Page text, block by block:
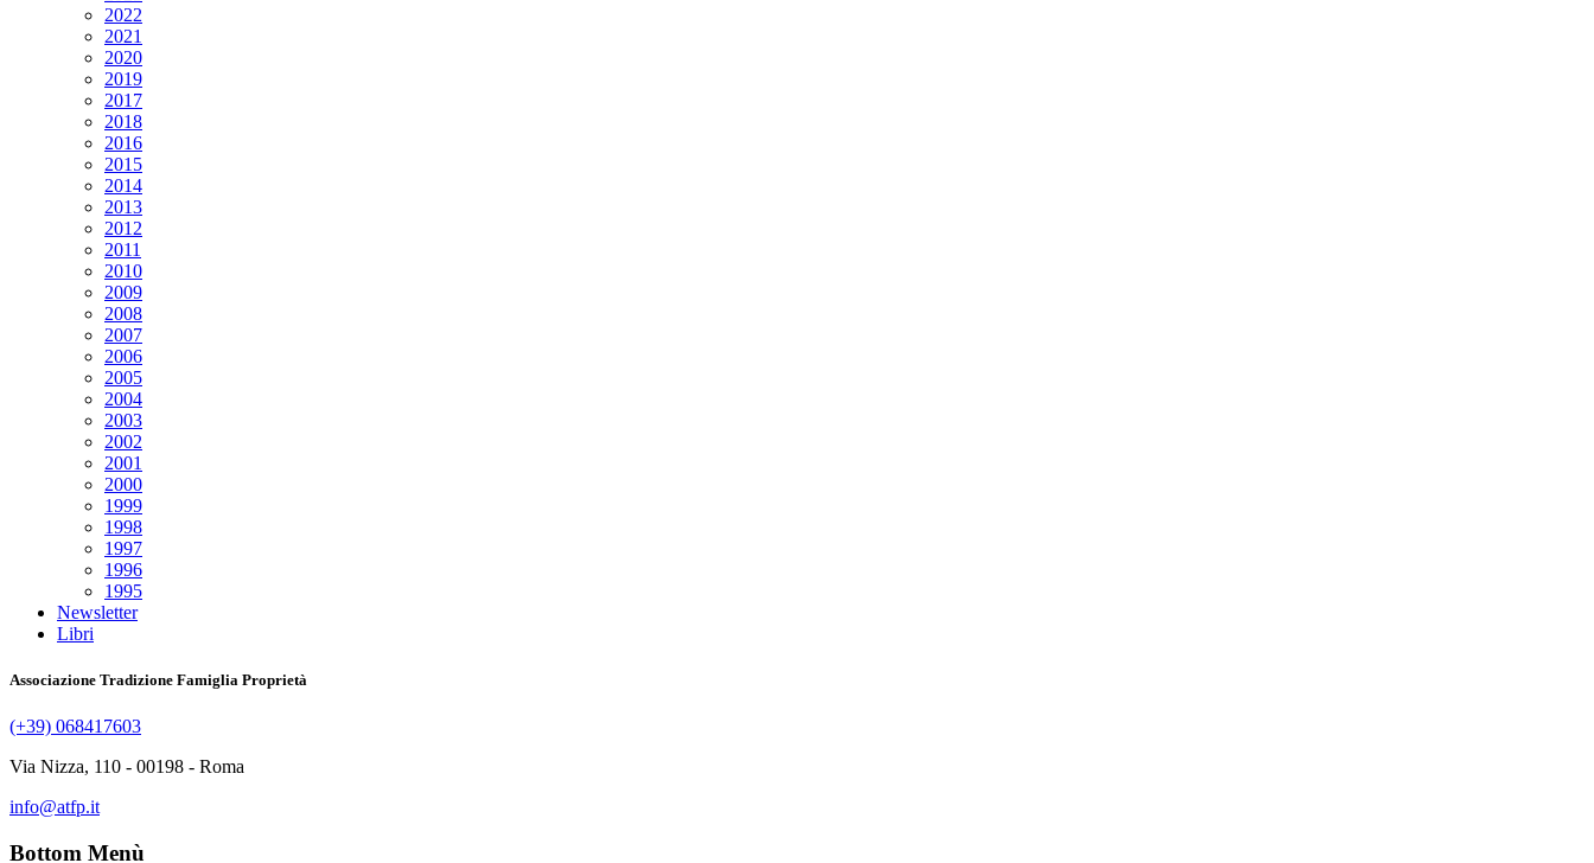
2022
2021
2020
2019
2017
2018
2016
2015
2014
2013
2012
2011
2010
2009
2008
2007
2006
2005
2004
2003
2002
2001
2000
1999
1998
1997
1996
1995
Newsletter
Libri
Associazione Tradizione Famiglia Proprietà
(+39) 068417603
Via Nizza, 110 - 00198 - Roma
info@atfp.it
Bottom Menù